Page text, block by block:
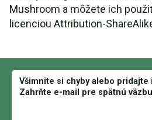
Mushroom a môžete ich
licenciou Attribution-